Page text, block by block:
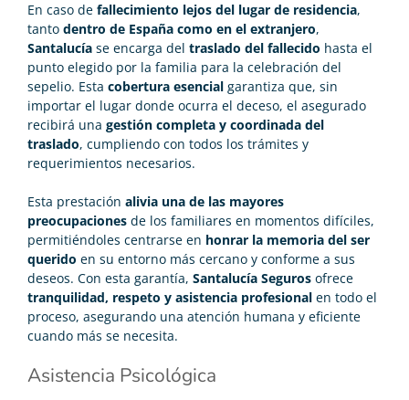
En caso de fallecimiento lejos del lugar de residencia,
tanto dentro de España como en el extranjero,
Santalucía se encarga del traslado del fallecido hasta el
punto elegido por la familia para la celebración del
sepelio. Esta cobertura esencial garantiza que, sin
importar el lugar donde ocurra el deceso, el asegurado
recibirá una gestión completa y coordinada del
traslado, cumpliendo con todos los trámites y
requerimientos necesarios.
Esta prestación alivia una de las mayores
preocupaciones de los familiares en momentos difíciles,
permitiéndoles centrarse en honrar la memoria del ser
querido en su entorno más cercano y conforme a sus
deseos. Con esta garantía, Santalucía Seguros ofrece
tranquilidad, respeto y asistencia profesional en todo el
proceso, asegurando una atención humana y eficiente
cuando más se necesita.
Asistencia Psicológica